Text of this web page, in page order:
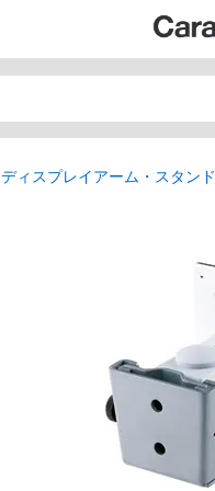
ディスプレイアーム・スタンド